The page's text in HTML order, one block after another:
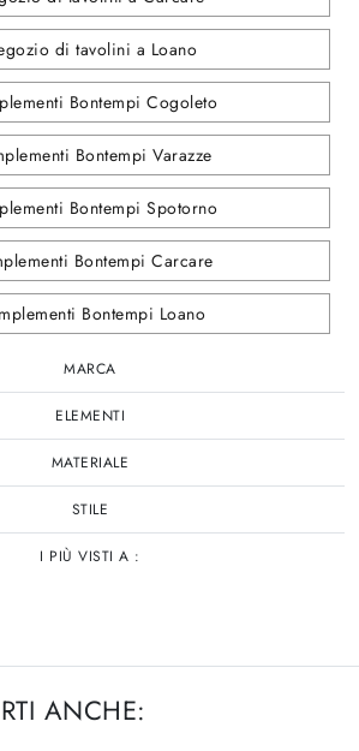
di tavolini a Loano
Bontempi Cogoleto
Bontempi Varazze
Bontempi Spotorno
Bontempi Carcare
Bontempi Loano
MARCA
ELEMENTI
MATERIALE
STILE
I PIÙ VISTI A :
ANCHE: